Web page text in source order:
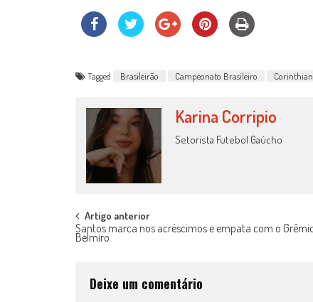
Tagged Brasileirão Campeonato Brasileiro
Karina Corripio
Setorista Futebol Gaúcho
Post
navigation
Artigo anterior
Santos marca nos acréscimos e empata com o
Belmiro
Deixe um comentário